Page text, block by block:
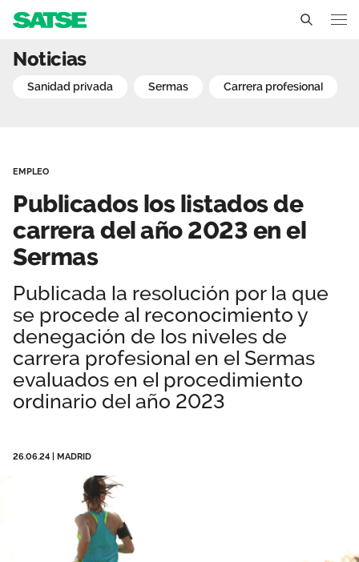
Delegados Sindicales
Estructura organizativa
Transparencia
Secciones sindicales
Servicios
Ventajas
Actualidad
Noticias
Sala de prensa
Empleo
Documentos
Vídeos
Madrid
Contáctanos
Área privada
Publicados los listados
Noticias
sanidad privada sermas carrera profesional
EMPLEO
Publicados los listados de
carrera del año 2023 en el
Sermas
Publicada la resolución por la que
se procede al reconocimiento y
denegación de los niveles de
carrera profesional en el Sermas
evaluados en el procedimiento
ordinario del año 2023
26.06.24 MADRID